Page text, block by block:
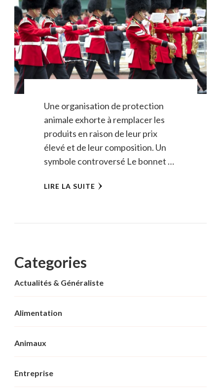
Une organisation de protection
animale exhorte à remplacer les
produits en raison de leur prix
élevé et de leur composition. Un
symbole controversé Le bonnet …
LIRE LA SUITE
Categories
Actualités & Généraliste
Alimentation
Animaux
Entreprise